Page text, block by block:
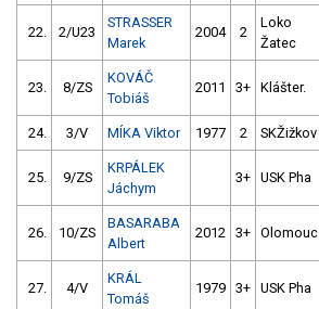
22. 2/U23
STRASSER
Marek
2004 2
Loko
Žatec
23. 8/ZS
KOVÁČ
Tobiáš
2011 3+ Klášter.
24. 3/V MÍKA Viktor 1977 2 SKŽižkov
25. 9/ZS
KRPÁLEK
Jáchym
3+ USK Pha
26. 10/ZS
BASARABA
Albert
2012 3+ Olomouc
27. 4/V
KRÁL
Tomáš
1979 3+ USK Pha